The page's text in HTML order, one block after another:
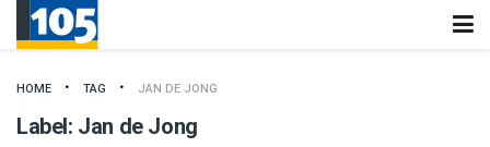
HOME TAG JAN DE JONG
Label: Jan de Jong